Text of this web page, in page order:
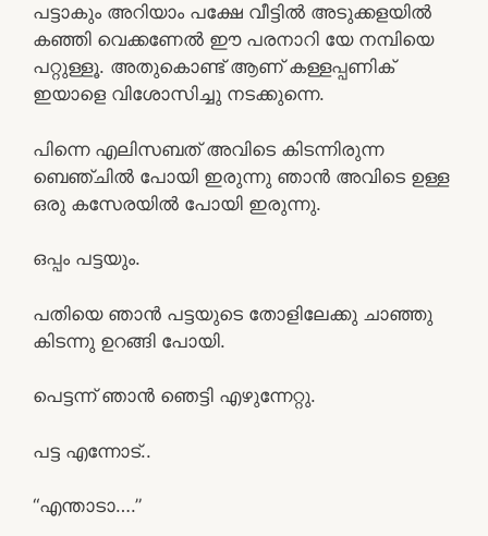
പട്ടാകും അറിയാം പക്ഷേ വീട്ടിൽ അടുക്കളയിൽ
കഞ്ഞി വെക്കണേൽ ഈ പരനാറി യേ നമ്പിയെ
പറ്റുള്ളൂ. അതുകൊണ്ട് ആണ് കള്ളപ്പണിക്
ഇയാളെ വിശോസിച്ചു നടക്കുന്നെ.
പിന്നെ എലിസബത് അവിടെ കിടന്നിരുന്ന
ബെഞ്ചിൽ പോയി ഇരുന്നു ഞാൻ അവിടെ ഉള്ള
ഒരു കസേരയിൽ പോയി ഇരുന്നു.
ഒപ്പം പട്ടയും.
പതിയെ ഞാൻ പട്ടയുടെ തോളിലേക്കു ചാഞ്ഞു
കിടന്നു ഉറങ്ങി പോയി.
പെട്ടന്ന് ഞാൻ ഞെട്ടി എഴുന്നേറ്റു.
പട്ട എന്നോട്..
“എന്താടാ….”